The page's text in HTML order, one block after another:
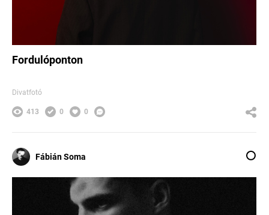
Fordulóponton
Divatfotó
413 0 0
Fábián Soma